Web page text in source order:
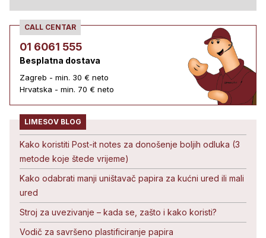
CALL CENTAR
01 6061 555
Besplatna dostava
Zagreb - min. 30 € neto
Hrvatska - min. 70 € neto
LIMESOV BLOG
Kako koristiti Post-it notes za donošenje boljih odluka (3
metode koje štede vrijeme)
Kako odabrati manji uništavač papira za kućni ured ili mali
ured
Stroj za uvezivanje – kada se, zašto i kako koristi?
Vodič za savršeno plastificiranje papira